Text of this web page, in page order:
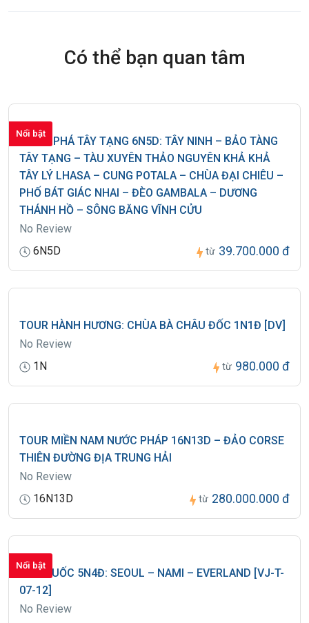
Có thể bạn quan tâm
Nổi bật
KHÁM PHÁ TÂY TẠNG 6N5D: TÂY NINH – BẢO TÀNG
TÂY TẠNG – TÀU XUYÊN THẢO NGUYÊN KHẢ KHẢ
TÂY LÝ LHASA – CUNG POTALA – CHÙA ĐẠI CHIÊU –
PHỐ BÁT GIÁC NHAI – ĐÈO GAMBALA – DƯƠNG
THÁNH HỒ – SÔNG BĂNG VĨNH CỬU
No Review
6N5D
từ 39.700.000 đ
TOUR HÀNH HƯƠNG: CHÙA BÀ CHÂU ĐỐC 1N1Đ [DV]
No Review
1N
từ 980.000 đ
TOUR MIỀN NAM NƯỚC PHÁP 16N13D – ĐẢO CORSE
THIÊN ĐƯỜNG ĐỊA TRUNG HẢI
No Review
16N13D
từ 280.000.000 đ
Nổi bật
HÀN QUỐC 5N4Đ: SEOUL – NAMI – EVERLAND [VJ-T-
07-12]
No Review